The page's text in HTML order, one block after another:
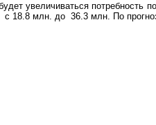
увеличиваться потребность
с 18.8 млн. до 36.3 млн. По